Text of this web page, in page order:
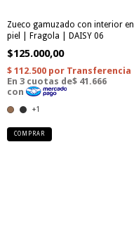
Zueco gamuzado con interior en
piel | Fragola | DAISY 06
$125.000,00
+1
COMPRAR